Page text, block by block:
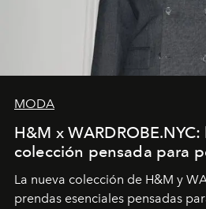
MODA
H&M x
colección pensada para
La nueva colección de H&M y
prendas esenciales pensadas